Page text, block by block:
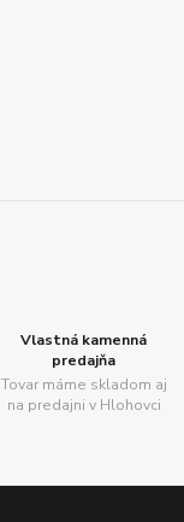
Vlastná kamenná
predajňa
Tovar máme skladom aj
na predajni v Hlohovci